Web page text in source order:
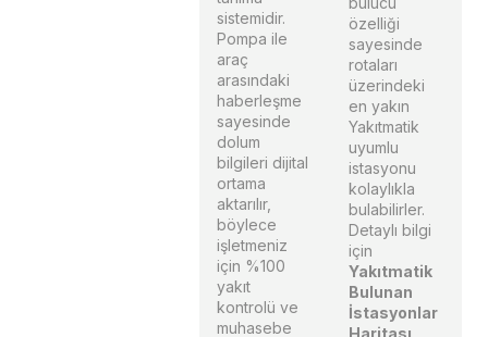
sistemidir.
Pompa ile
araç
arasındaki
haberleşme
sayesinde
dolum
bilgileri dijital
ortama
aktarılır,
böylece
işletmeniz
için %100
yakıt
kontrolü ve
muhasebe
özelliği
sayesinde
rotaları
üzerindeki
en yakın
Yakıtmatik
uyumlu
istasyonu
kolaylıkla
bulabilirler.
Detaylı bilgi
için
Yakıtmatik
Bulunan
İstasyonlar
Haritası